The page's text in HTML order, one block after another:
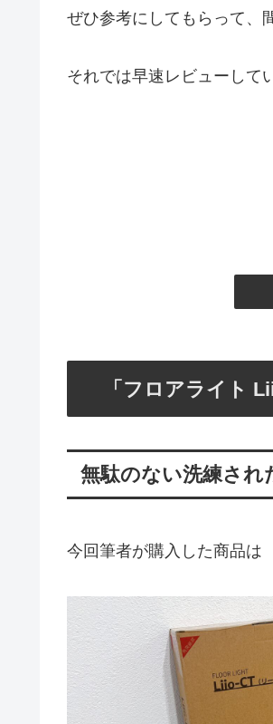
ぜひ参考にしてもらって、
それでは早速レビューして
「フロアライト
無駄のない洗練され
今回筆者が購入した商品は